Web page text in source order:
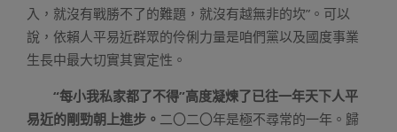
入，就沒有戰勝不了的難題，就沒有越無非的坎”。可以
說，依賴人平易近群眾的伶俐力量是咱們黨以及國度事業
生長中最大切實其實定性。
“每小我私家都了不得”高度凝煉了已往一年天下人平
易近的剛勁朝上進步。 二〇二〇年是極不尋常的一年。歸